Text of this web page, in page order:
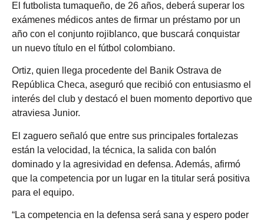
El futbolista tumaqueño, de 26 años, deberá superar los
exámenes médicos antes de firmar un préstamo por un
año con el conjunto rojiblanco, que buscará conquistar
un nuevo título en el fútbol colombiano.
Ortiz, quien llega procedente del Banik Ostrava de
República Checa, aseguró que recibió con entusiasmo el
interés del club y destacó el buen momento deportivo que
atraviesa Junior.
El zaguero señaló que entre sus principales fortalezas
están la velocidad, la técnica, la salida con balón
dominado y la agresividad en defensa. Además, afirmó
que la competencia por un lugar en la titular será positiva
para el equipo.
“La competencia en la defensa será sana y espero poder